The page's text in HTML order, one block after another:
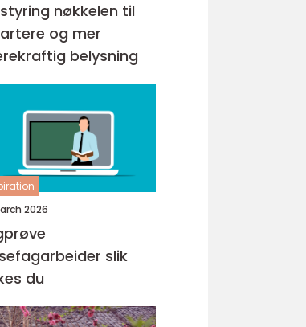
nøkkelen til
og mer
belysning
2026
slik
du